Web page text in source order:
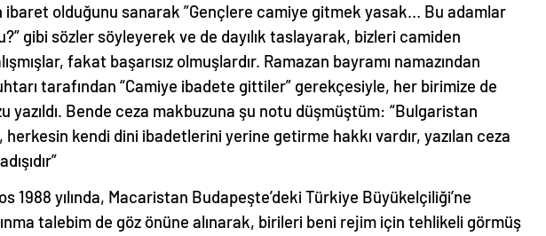
olduğunu sanarak ”Gençlere camiye gitmek yasak… Bu adamlar
gibi sözler söyleyerek ve de dayılık taslayarak, bizleri camiden
fakat başarısız olmuşlardır. Ramazan bayramı namazından
tarafından “Camiye ibadete gittiler” gerekçesiyle, her birimize de
yazıldı. Bende ceza makbuzuna şu notu düşmüştüm: “Bulgaristan
herkesin kendi dini ibadetlerini yerine getirme hakkı vardır, yazılan ceza
1988 yılında, Macaristan Budapeşte’deki Türkiye Büyükelçiliği’ne
talebim de göz önüne alınarak, birileri beni rejim için tehlikeli görmüş